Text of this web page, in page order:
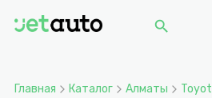
search
Главная Каталог Алматы